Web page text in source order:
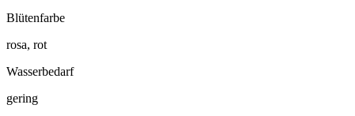
Blütenfarbe
rosa, rot
Wasserbedarf
gering